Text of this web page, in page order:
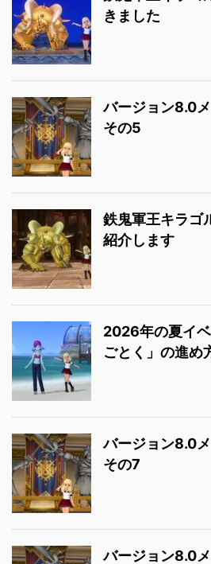
きました
バージョン8.0
その5
鉄鬼軍王キラゴ
紹介します
2026年の夏イ
ごとく」の進め
バージョン8.0
その7
バージョン8.0